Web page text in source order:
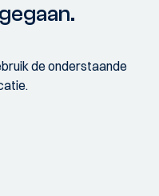
de onderstaande